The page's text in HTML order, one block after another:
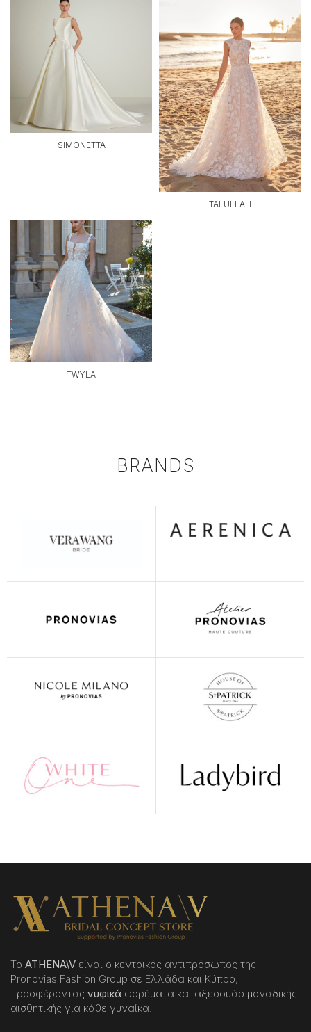
SIMONETTA
TALULLAH
TWYLA
BRANDS
Το ATHENA\V είναι ο κεντρικός αντιπρόσωπος της
Pronovias Fashion Group σε Ελλάδα και Κύπρο,
προσφέροντας νυφικά φορέματα και αξεσουάρ μοναδικής
αισθητικής για κάθε γυναίκα.